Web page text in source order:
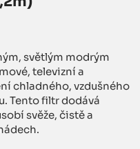
světlým modrým
televizní a
chladného, vzdušného
Tento filtr dodává
svěže, čistě a